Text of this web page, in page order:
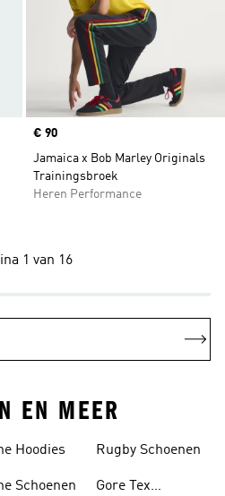
Price
€ 90
Jamaica x Bob Marley Originals
Trainingsbroek
Heren Performance
1 van 16
EN MEER
Hoodies
Schoenen
Rugby Schoenen
Gore Tex